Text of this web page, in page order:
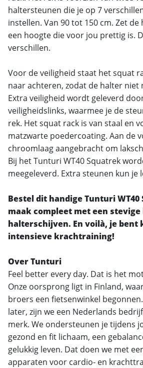
haltersteunen die je op 7
instellen. Van 90 tot 150 cm. Zet
een hoogte die voor jou prettig is.
verschillen.
Voor de veiligheid staat het squat
naar achteren, zodat de halter niet
Extra veiligheid wordt geleverd
veiligheidslinks, waarmee je de
rek. Het squat rack is van staal en
matzwarte poedercoating. Aan de
chroomlaag aangebracht om
Bij het Tunturi WT40 Squatrek
meegeleverd. Extra steunen kun je
Bestel dit handige Tunturi WT40
maak compleet met een
halterschijven. En voilà, je bent
intensieve krachtraining!
Over Tunturi
Feel better every day. Dat is het
Onze oorsprong ligt in Finland,
broers een fietsenwinkel
later, zijn we een Nederlands
merk. We ondersteunen je tijdens
gezond en fit lichaam, een
gelukkig leven. Dat doen we met
apparaten voor cardio- en